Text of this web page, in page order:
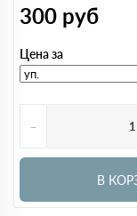
300 руб
Цена за
-
В